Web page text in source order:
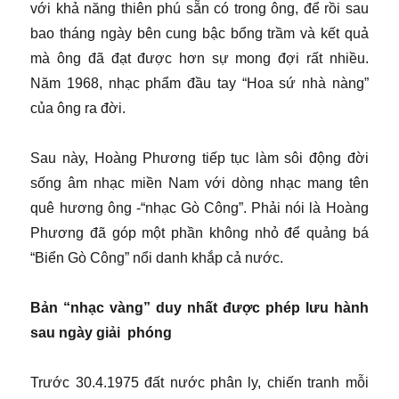
với khả năng thiên phú sẵn có trong ông, để rồi sau
bao tháng ngày bên cung bậc bổng trầm và kết quả
mà ông đã đạt được hơn sự mong đợi rất nhiều.
Năm 1968, nhạc phẩm đầu tay “Hoa sứ nhà nàng”
của ông ra đời.
Sau này, Hoàng Phương tiếp tục làm sôi động đời
sống âm nhạc miền Nam với dòng nhạc mang tên
quê hương ông -“nhạc Gò Công”. Phải nói là Hoàng
Phương đã góp một phần không nhỏ để quảng bá
“Biển Gò Công” nổi danh khắp cả nước.
Bản “nhạc vàng” duy nhất được phép lưu hành
sau ngày giải phóng
Trước 30.4.1975 đất nước phân ly, chiến tranh mỗi